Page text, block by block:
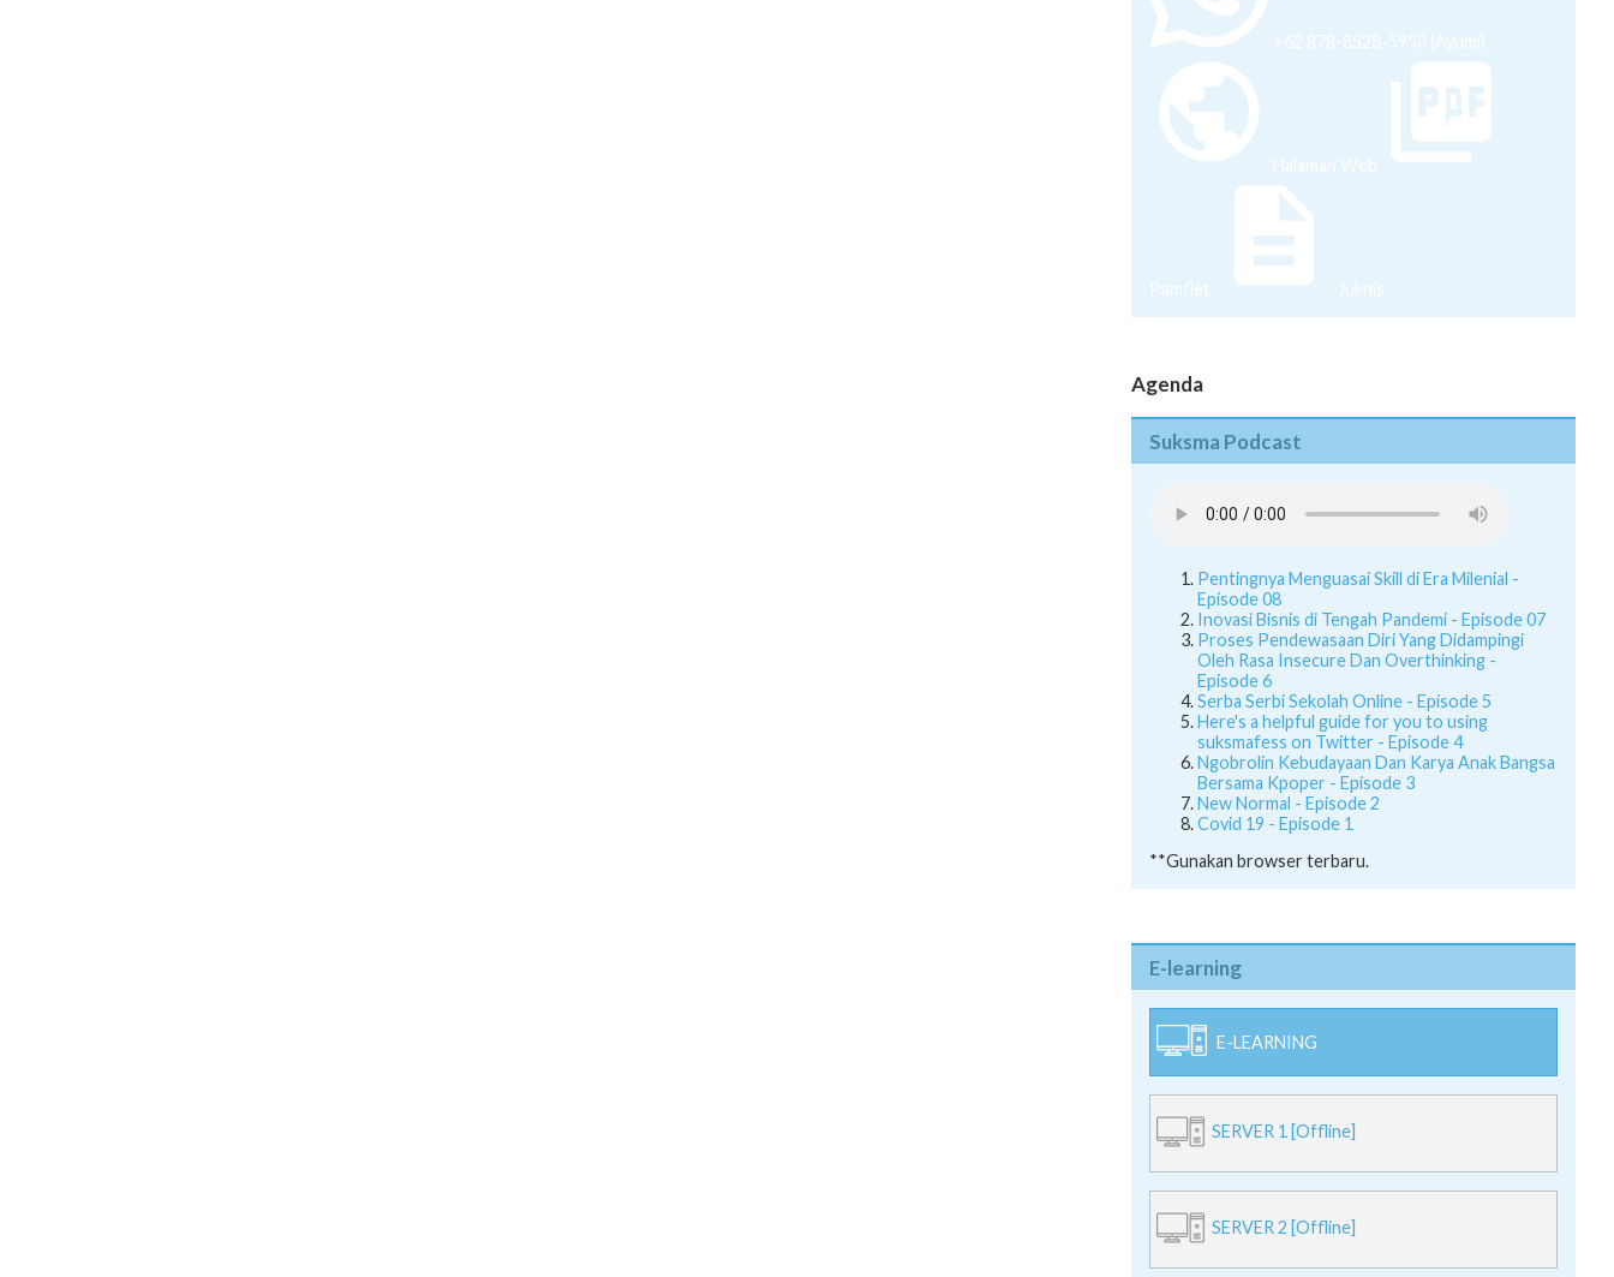
+62 878-8528-5958 (Ayumi)
Halaman Web
Pamflet Juknis
Agenda
Suksma Podcast
Pentingnya Menguasai Skill di Era Milenial -
Episode 08
Inovasi Bisnis di Tengah Pandemi - Episode 07
Proses Pendewasaan Diri Yang Didampingi
Oleh Rasa Insecure Dan Overthinking -
Episode 6
Serba Serbi Sekolah Online - Episode 5
Here's a helpful guide for you to using
suksmafess on Twitter - Episode 4
Ngobrolin Kebudayaan Dan Karya Anak Bangsa
Bersama Kpoper - Episode 3
New Normal - Episode 2
Covid 19 - Episode 1
**Gunakan browser terbaru.
E-learning
E-LEARNING
SERVER 1 [Offline]
SERVER 2 [Offline]